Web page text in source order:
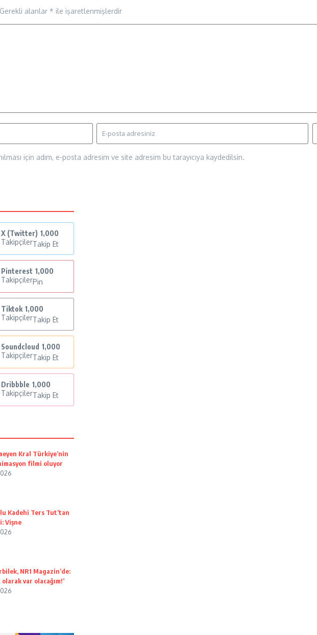
Gerekli alanlar * ile işaretlenmişlerdir
için adım, e-posta adresim ve site adresim bu tarayıcıya kaydedilsin.
X (Twitter) 1,000
TakipçilerTakip Et
Pinterest 1,000
TakipçilerPin
Tiktok 1,000
TakipçilerTakip Et
Soundcloud 1,000
TakipçilerTakip Et
Dribbble 1,000
TakipçilerTakip Et
Kral Türkiye’nin
filmi oluyor
Kadehi Ters Tut’tan
Vişne
NR1 Magazin’de:
olarak var olacağım!’